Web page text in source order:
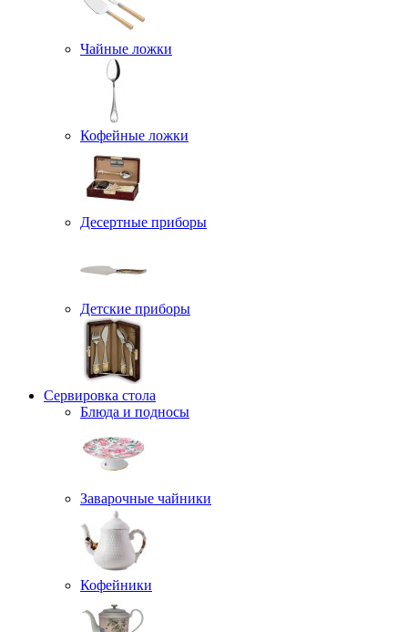
Чайные ложки
Кофейные ложки
Десертные приборы
Детские приборы
Сервировка стола
Блюда и подносы
Заварочные чайники
Кофейники